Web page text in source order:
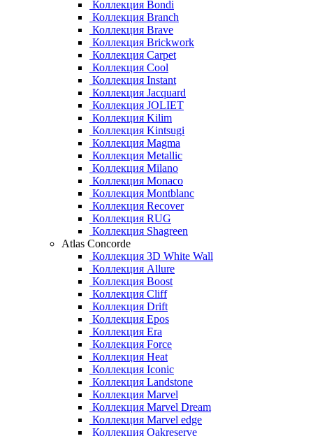
Коллекция Bondi
Коллекция Branch
Коллекция Brave
Коллекция Brickwork
Коллекция Carpet
Коллекция Cool
Коллекция Instant
Коллекция Jacquard
Коллекция JOLIET
Коллекция Kilim
Коллекция Kintsugi
Коллекция Magma
Коллекция Metallic
Коллекция Milano
Коллекция Monaco
Коллекция Montblanc
Коллекция Recover
Коллекция RUG
Коллекция Shagreen
Atlas Concorde
Коллекция 3D White Wall
Коллекция Allure
Коллекция Boost
Коллекция Cliff
Коллекция Drift
Коллекция Epos
Коллекция Era
Коллекция Force
Коллекция Heat
Коллекция Iconic
Коллекция Landstone
Коллекция Marvel
Коллекция Marvel Dream
Коллекция Marvel edge
Коллекция Oakreserve